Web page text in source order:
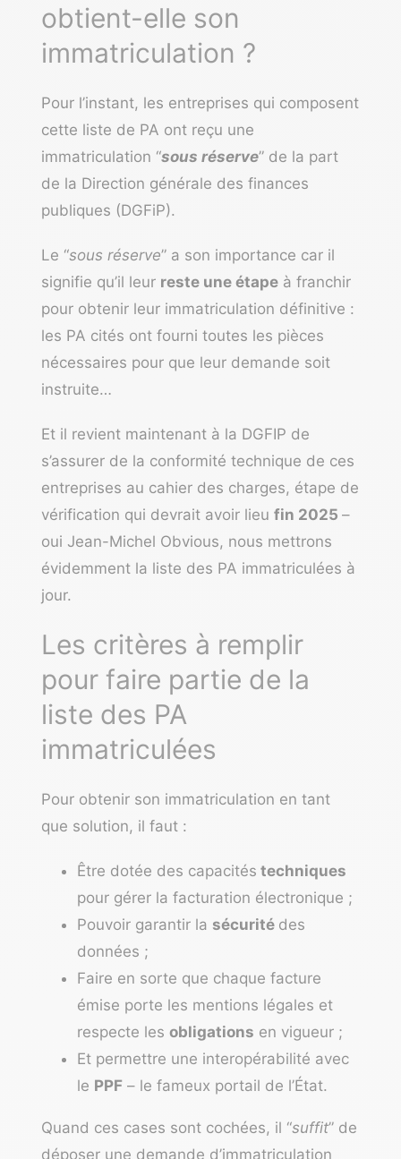
obtient-elle son
immatriculation ?
Pour l’instant, les entreprises qui composent
cette liste de PA ont reçu une
immatriculation “sous réserve” de la part
de la Direction générale des finances
publiques (DGFiP).
Le “sous réserve” a son importance car il
signifie qu’il leur reste une étape à franchir
pour obtenir leur immatriculation définitive :
les PA cités ont fourni toutes les pièces
nécessaires pour que leur demande soit
instruite…
Et il revient maintenant à la DGFIP de
s’assurer de la conformité technique de ces
entreprises au cahier des charges, étape de
vérification qui devrait avoir lieu fin 2025 –
oui Jean-Michel Obvious, nous mettrons
évidemment la liste des PA immatriculées à
jour.
Les critères à remplir
pour faire partie de la
liste des PA
immatriculées
Pour obtenir son immatriculation en tant
que solution, il faut :
Être dotée des capacités techniques
pour gérer la facturation électronique ;
Pouvoir garantir la sécurité des
données ;
Faire en sorte que chaque facture
émise porte les mentions légales et
respecte les obligations en vigueur ;
Et permettre une interopérabilité avec
le PPF – le fameux portail de l’État.
Quand ces cases sont cochées, il “suffit” de
déposer une demande d’immatriculation